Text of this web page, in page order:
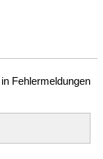
Fehlermeldungen